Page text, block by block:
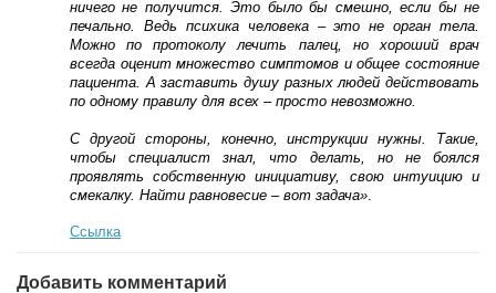
ничего не получится. Это было бы смешно, если бы не
печально. Ведь психика человека – это не орган тела.
Можно по протоколу лечить палец, но хороший врач
всегда оценит множество симптомов и общее состояние
пациента. А заставить душу разных людей действовать
по одному правилу для всех – просто невозможно.
С другой стороны, конечно, инструкции нужны. Такие,
чтобы специалист знал, что делать, но не боялся
проявлять собственную инициативу, свою интуицию и
смекалку. Найти равновесие – вот задача»
Ссылка
Добавить комментарий